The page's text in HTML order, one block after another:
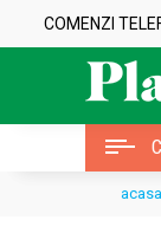
COMENZI
acasa